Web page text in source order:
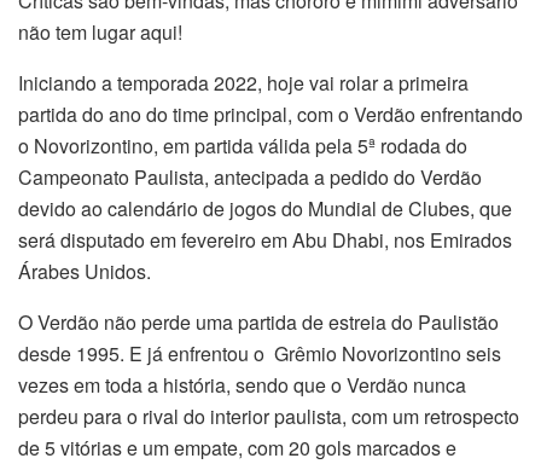
não tem lugar aqui!
Iniciando a temporada 2022, hoje vai rolar a primeira
partida do ano do time principal, com o Verdão enfrentando
o Novorizontino, em partida válida pela 5ª rodada do
Campeonato Paulista, antecipada a pedido do Verdão
devido ao calendário de jogos do Mundial de Clubes, que
será disputado em fevereiro em Abu Dhabi, nos Emirados
Árabes Unidos.
O Verdão não perde uma partida de estreia do Paulistão
desde 1995. E já enfrentou o Grêmio Novorizontino seis
vezes em toda a história, sendo que o Verdão nunca
perdeu para o rival do interior paulista, com um retrospecto
de 5 vitórias e um empate, com 20 gols marcados e